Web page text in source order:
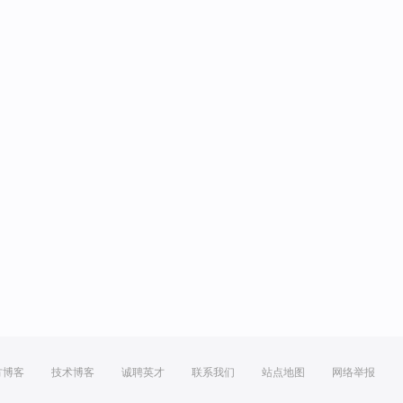
博客 技术博客 诚聘英才 联系我们 站点地图 网络举报